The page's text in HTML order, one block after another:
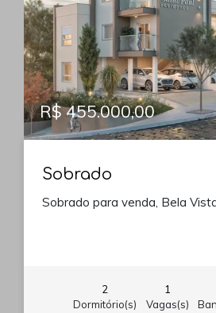
R$ 455.000,00
Sobrado
Sobrado para venda, Bela
2
Dormitório(s)
1
Vagas(s)